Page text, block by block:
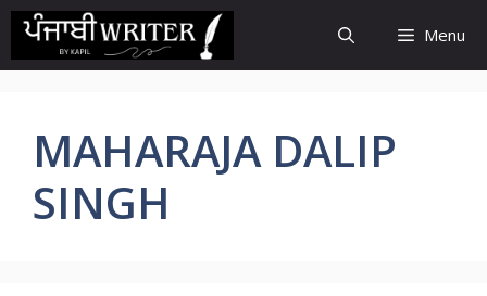
Skip
content
Menu
MAHARAJA DALIP
SINGH